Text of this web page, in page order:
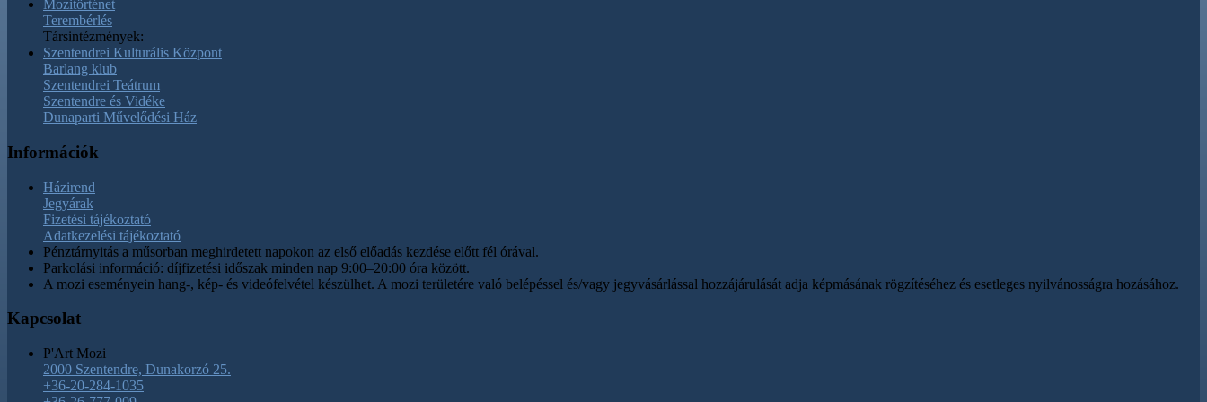
Mozitörténet
Terembérlés
Társintézmények:
Szentendrei Kulturális Központ
Barlang klub
Szentendrei Teátrum
Szentendre és Vidéke
Dunaparti Művelődési Ház
Információk
Házirend
Jegyárak
Fizetési tájékoztató
Adatkezelési tájékoztató
Pénztárnyitás a műsorban meghirdetett napokon az első előadás kezdése előtt fél órával.
Parkolási információ: díjfizetési időszak minden nap 9:00–20:00 óra között.
A mozi eseményein hang-, kép- és videófelvétel készülhet. A mozi területére való belépéssel és/vagy jegyvásárlással hozzájárulását adja képmásának rögzítéséhez és esetleges nyilvánosságra hozásához.
Kapcsolat
P'Art Mozi
2000 Szentendre, Dunakorzó 25.
+36-20-284-1035